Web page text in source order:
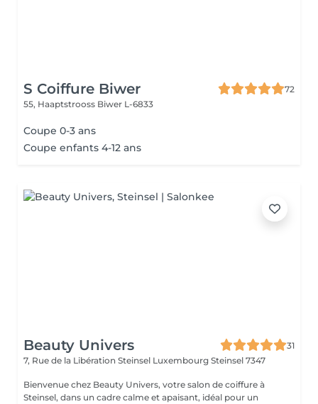
S Coiffure Biwer
72
55, Haaptstrooss Biwer L-6833
Coupe 0-3 ans
Coupe enfants 4-12 ans
Beauty Univers
31
7, Rue de la Libération Steinsel Luxembourg Steinsel 7347
Bienvenue chez Beauty Univers, votre salon de coiffure à
Steinsel, dans un cadre calme et apaisant, idéal pour un